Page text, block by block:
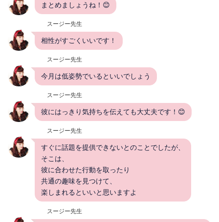
まとめましょうね！😊
スージー先生
相性がすごくいいです！
スージー先生
今月は低姿勢でいるといいでしょう
スージー先生
彼にはっきり気持ちを伝えても大丈夫です！😊
スージー先生
すぐに話題を提供できないとのことでしたが、
そこは、
彼に合わせた行動を取ったり
共通の趣味を見つけて、
楽しまれるといいと思いますよ
スージー先生